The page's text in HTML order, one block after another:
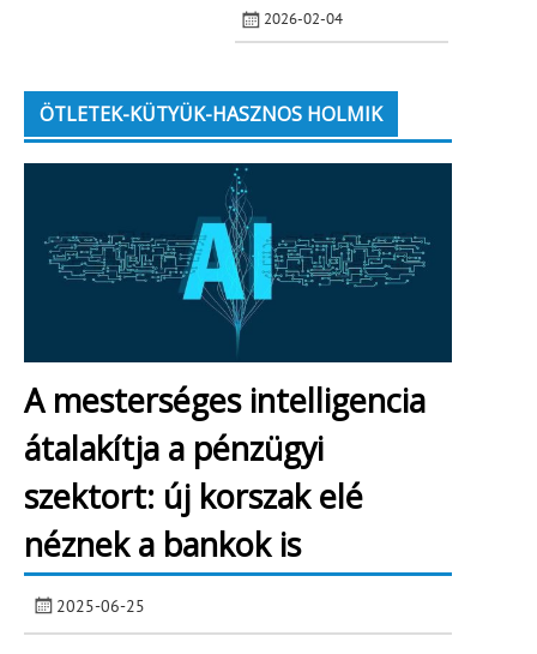
2026-02-04
ÖTLETEK-KÜTYÜK-HASZNOS HOLMIK
A mesterséges intelligencia
átalakítja a pénzügyi
szektort: új korszak elé
néznek a bankok is
2025-06-25